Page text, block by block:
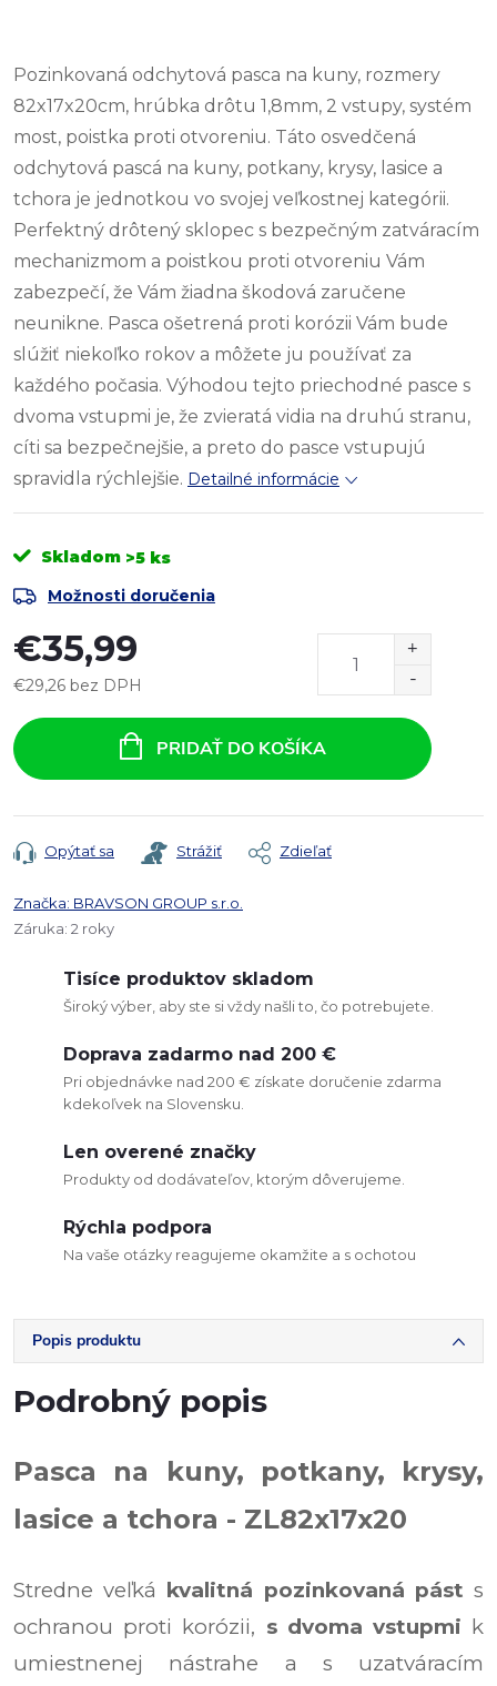
Pozinkovaná odchytová pasca na kuny, rozmery
82x17x20cm, hrúbka drôtu 1,8mm, 2 vstupy, systém
most, poistka proti otvoreniu. Táto osvedčená
odchytová pascá na kuny, potkany, krysy, lasice a
tchora je jednotkou vo svojej veľkostnej kategórii.
Perfektný drôtený sklopec s bezpečným zatváracím
mechanizmom a poistkou proti otvoreniu Vám
zabezpečí, že Vám žiadna škodová zaručene
neunikne. Pasca ošetrená proti korózii Vám bude
slúžiť niekoľko rokov a môžete ju používať za
každého počasia. Výhodou tejto priechodné pasce s
dvoma vstupmi je, že zvieratá vidia na druhú stranu,
cíti sa bezpečnejšie, a preto do pasce vstupujú
spravidla rýchlejšie. Detailné informácie
Skladom >5 ks
Možnosti doručenia
€35,99
€29,26 bez DPH
cena:
PRIDAŤ DO KOŠÍKA
Opýtať sa Strážiť Zdieľať
Značka: BRAVSON GROUP s.r.o.
Záruka: 2 roky
Tisíce produktov skladom
Široký výber, aby ste si vždy našli to, čo potrebujete.
Doprava zadarmo nad 200 €
Pri objednávke nad 200 € získate doručenie zdarma
kdekoľvek na Slovensku.
Len overené značky
Produkty od dodávateľov, ktorým dôverujeme.
Rýchla podpora
Na vaše otázky reagujeme okamžite a s ochotou
Popis produktu
Podrobný popis
Pasca na kuny, potkany, krysy,
lasice a tchora - ZL82x17x20
Stredne veľká kvalitná pozinkovaná pást s
ochranou proti korózii, s dvoma vstupmi k
umiestnenej nástrahe a s uzatváracím